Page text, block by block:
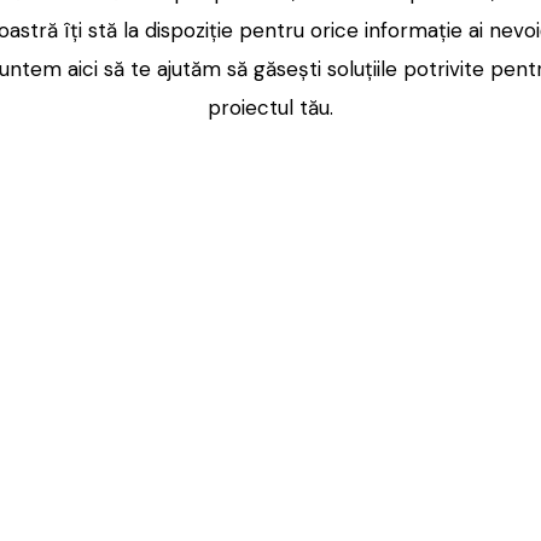
îți stă la dispoziție pentru orice informație ai
aici să te ajutăm să găsești soluțiile potrivite
proiectul tău.